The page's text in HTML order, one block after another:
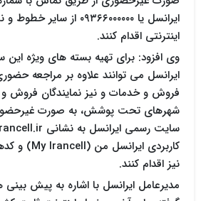
ایرانسل یا ۰۹۳۶۶۰۰۰۰۰۰ از
اینترنتی اقدام کنند.
وی افزود: برای تهیه بسته های ویژه
ایرانسل می توانند علاوه بر مراجعه
فروش و خدمات و نیز نمایندگان فروش و
شهرهای تحت پوشش، به صورت
نیز اقدام کنند.
مدیرعامل ایرانسل با اشاره به پیش